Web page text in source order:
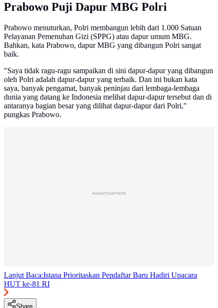
Prabowo Puji Dapur MBG Polri
Prabowo menuturkan, Polri membangun lebih dari 1.000 Satuan
Pelayanan Pemenuhan Gizi (SPPG) atau dapur umum MBG.
Bahkan, kata Prabowo, dapur MBG yang dibangun Polri sangat
baik.
"Saya tidak ragu-ragu sampaikan di sini dapur-dapur yang dibangun
oleh Polri adalah dapur-dapur yang terbaik. Dan ini bukan kata
saya, banyak pengamat, banyak peninjau dari lembaga-lembaga
dunia yang datang ke Indonesia melihat dapur-dapur tersebut dan di
antaranya bagian besar yang dilihat dapur-dapur dari Polri,"
pungkas Prabowo.
Advertisement
Lanjut Baca:Istana Prioritaskan Pendaftar Baru Hadiri Upacara
HUT ke-81 RI
Share